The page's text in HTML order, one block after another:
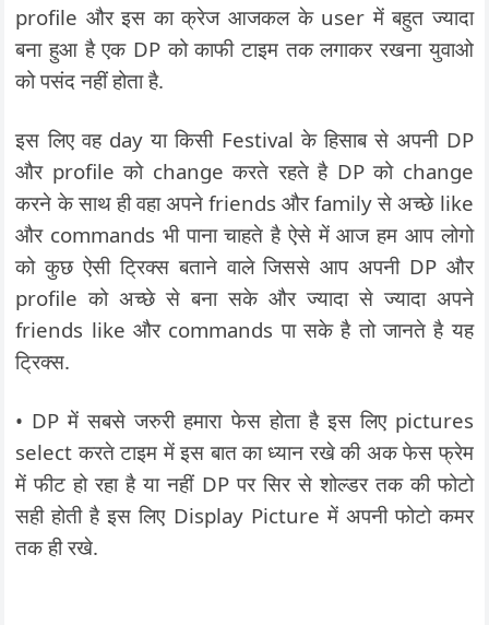
profile और इस का क्रेज आजकल के user में बहुत ज्यादा
बना हुआ है एक DP को काफी टाइम तक लगाकर रखना युवाओ
को पसंद नहीं होता है.
इस लिए वह day या किसी Festival के हिसाब से अपनी DP
और profile को change करते रहते है DP को change
करने के साथ ही वहा अपने friends और family से अच्छे like
और commands भी पाना चाहते है ऐसे में आज हम आप लोगो
को कुछ ऐसी ट्रिक्स बताने वाले जिससे आप अपनी DP और
profile को अच्छे से बना सके और ज्यादा से ज्यादा अपने
friends like और commands पा सके है तो जानते है यह
ट्रिक्स.
• DP में सबसे जरुरी हमारा फेस होता है इस लिए pictures
select करते टाइम में इस बात का ध्यान रखे की अक फेस फ्रेम
में फीट हो रहा है या नहीं DP पर सिर से शोल्डर तक की फोटो
सही होती है इस लिए Display Picture में अपनी फोटो कमर
तक ही रखे.